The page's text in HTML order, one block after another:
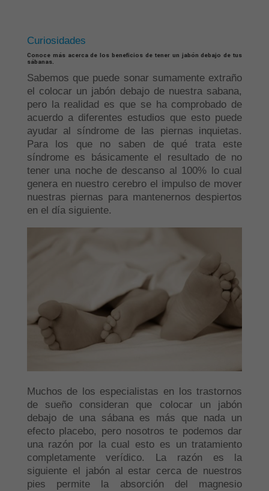
Curiosidades
Conoce más acerca de los beneficios de tener un jabón debajo de tus
sábanas.
Sabemos que puede sonar sumamente extraño
el colocar un jabón debajo de nuestra sabana,
pero la realidad es que se ha comprobado de
acuerdo a diferentes estudios que esto puede
ayudar al síndrome de las piernas inquietas.
Para los que no saben de qué trata este
síndrome es básicamente el resultado de no
tener una noche de descanso al 100% lo cual
genera en nuestro cerebro el impulso de mover
nuestras piernas para mantenernos despiertos
en el día siguiente.
Muchos de los especialistas en los trastornos
de sueño consideran que colocar un jabón
debajo de una sábana es más que nada un
efecto placebo, pero nosotros te podemos dar
una razón por la cual esto es un tratamiento
completamente verídico. La razón es la
siguiente el jabón al estar cerca de nuestros
pies permite la absorción del magnesio